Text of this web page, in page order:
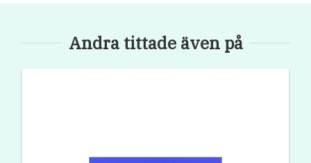
Andra tittade även på